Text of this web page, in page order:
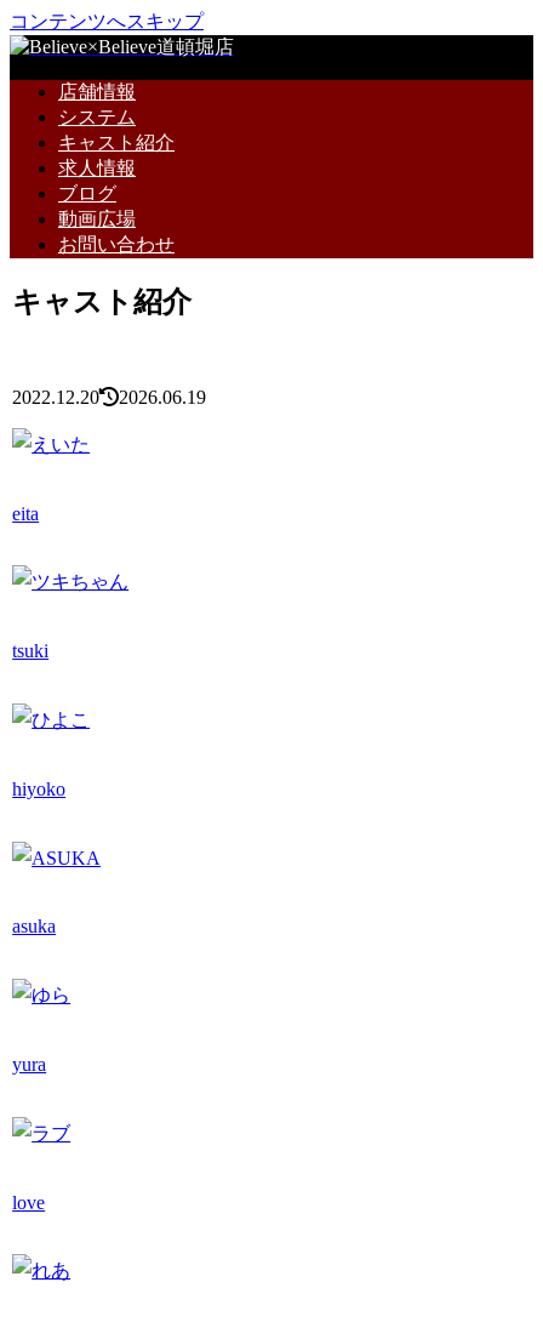
コンテンツへスキップ
店舗情報
システム
キャスト紹介
求人情報
ブログ
動画広場
お問い合わせ
キャスト紹介
2022.12.20 2026.06.19
eita
tsuki
hiyoko
asuka
yura
love